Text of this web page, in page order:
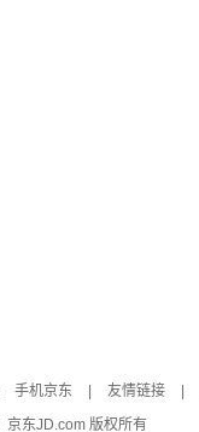
手机京东 友情链接
京东JD.com 版权所有